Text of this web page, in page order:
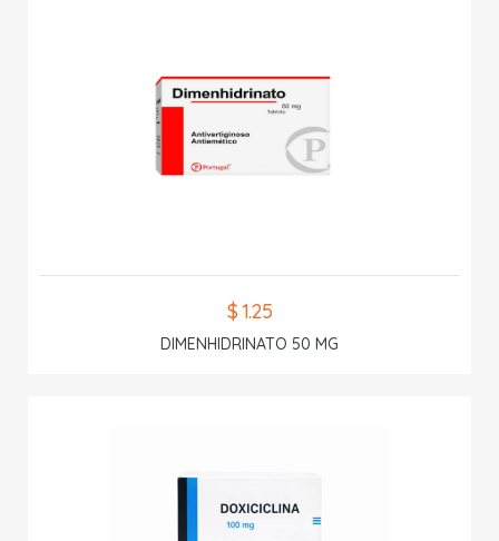
$ 1.25
DIMENHIDRINATO 50 MG